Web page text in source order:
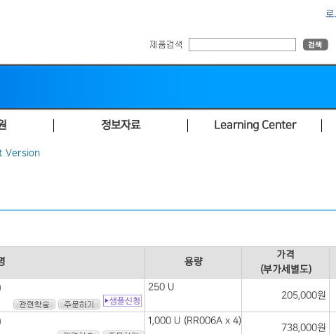
로
정보자료 Learning Center
Version
용량
가격
(부가세별도)
250 U
205,000원
1,000 U (RR006A x 4)
738,000원